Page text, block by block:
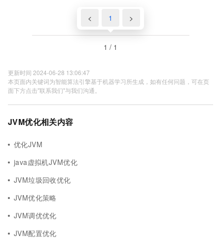
< 1 >
1 / 1
更新时间 2024-06-28 13:06:47
本页面内关键词为智能算法引擎基于机器学习所生成，如有任何问题，可在页
面下方点击"联系我们"与我们沟通。
JVM优化相关内容
优化JVM
java虚拟机JVM优化
JVM垃圾回收优化
JVM优化策略
JVM调优优化
JVM配置优化